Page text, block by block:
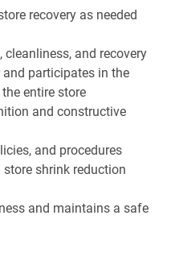
recovery as needed
and recovery
participates in the
entire store
and constructive
and procedures
shrink reduction
and maintains a safe